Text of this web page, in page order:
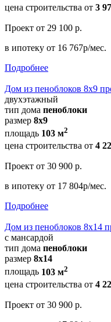
цена строительства от 3
Проект от 29 100 р.
в ипотеку от 16 767р/мес.
Подробнее
Дом из пеноблоков 8х9
двухэтажный
тип дома пеноблоки
размер 8х9
площадь 103 м2
цена строительства от 4
Проект от 30 900 р.
в ипотеку от 17 804р/мес.
Подробнее
Дом из пеноблоков 8х14
с мансардой
тип дома пеноблоки
размер 8х14
площадь 103 м2
цена строительства от 4
Проект от 30 900 р.